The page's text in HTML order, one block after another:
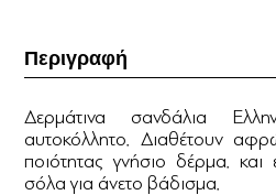
Περιγραφή
Δερμάτινα σανδάλια
αυτοκόλλητο. Διαθέτουν
ποιότητας γνήσιο δέρμα. και
σόλα για άνετο βάδισμα.